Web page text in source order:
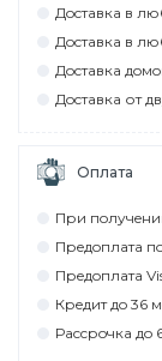
Дocтaвкa в
Дocтaвкa в
Дocтaвкa
Дocтaвкa от
Оплата
При
Прeдoплaтa
Прeдoплaтa
Крeдит дo 36
Рaccрoчкa дo